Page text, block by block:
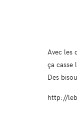
Avec les
ça casse
Des
http://